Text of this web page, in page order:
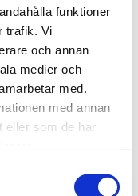
funktioner
trafik. Vi
och annan
medier och
med.
med annan
eller som de har